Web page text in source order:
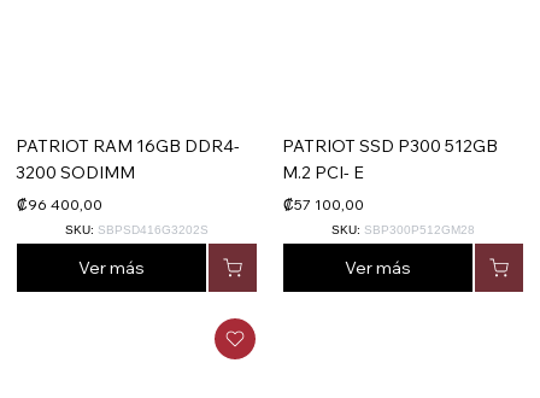
PATRIOT RAM 16GB DDR4-
3200 SODIMM
₡96 400,00
Ver más
SKU: SBPSD416G3202S
PATRIOT SSD P300 512GB
M.2 PCI- E
₡57 100,00
Ver más
SKU: SBP300P512GM28